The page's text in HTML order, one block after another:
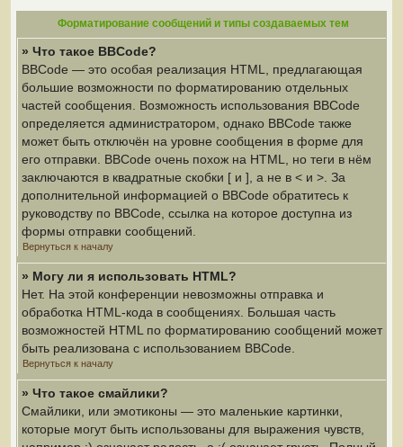
Форматирование сообщений и типы создаваемых тем
» Что такое BBCode?
BBCode — это особая реализация HTML, предлагающая
большие возможности по форматированию отдельных
частей сообщения. Возможность использования BBCode
определяется администратором, однако BBCode также
может быть отключён на уровне сообщения в форме для
его отправки. BBCode очень похож на HTML, но теги в нём
заключаются в квадратные скобки [ и ], а не в < и >. За
дополнительной информацией о BBCode обратитесь к
руководству по BBCode, ссылка на которое доступна из
формы отправки сообщений.
Вернуться к началу
» Могу ли я использовать HTML?
Нет. На этой конференции невозможны отправка и
обработка HTML-кода в сообщениях. Большая часть
возможностей HTML по форматированию сообщений может
быть реализована с использованием BBCode.
Вернуться к началу
» Что такое смайлики?
Смайлики, или эмотиконы — это маленькие картинки,
которые могут быть использованы для выражения чувств,